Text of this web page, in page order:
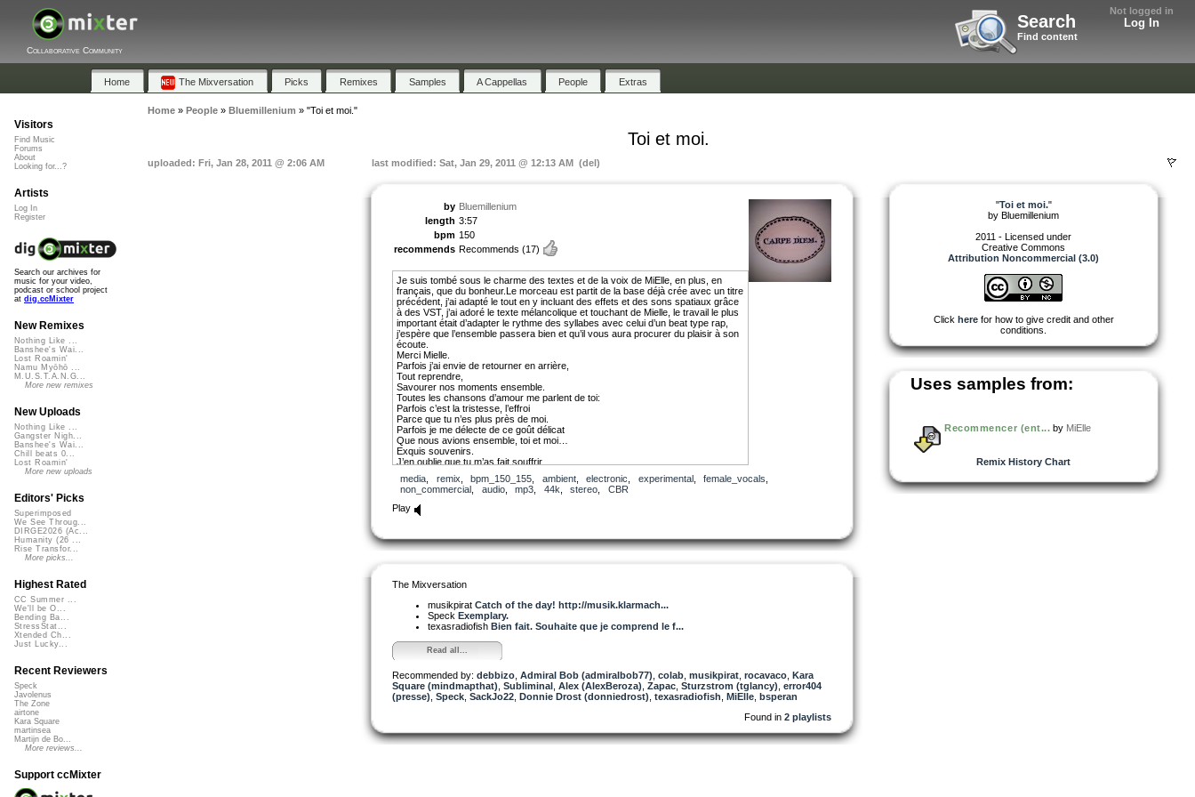
Not logged in
Log In
Search
Find content
Collaborative Community
Home The Mixversation Picks Remixes Samples A Cappellas People Extras
Home» People» Bluemillenium » "Toi et moi."
Toi et moi.
uploaded: Fri, Jan 28, 2011 @ 2:06 AM last modified: Sat, Jan 29, 2011 @ 12:13 AM (del)
by Bluemillenium
length 3:57
bpm 150
recommends Recommends (17)
Je suis tombé sous le charme des textes et de la voix de MiElle, en plus, en
français, que du bonheur.Le morceau est partit de la base déjà crée avec un titre
précédent, j’ai adapté le tout en y incluant des effets et des sons spatiaux grâce
à des VST, j’ai adoré le texte mélancolique et touchant de Mielle, le travail le plus
important était d’adapter le rythme des syllabes avec celui d’un beat type rap,
j’espère que l’ensemble passera bien et qu’il vous aura procurer du plaisir à son
écoute.
Merci Mielle.
Parfois j’ai envie de retourner en arrière,
Tout reprendre,
Savourer nos moments ensemble.
Toutes les chansons d’amour me parlent de toi:
Parfois c’est la tristesse, l’effroi
Parce que tu n’es plus près de moi.
Parfois je me délecte de ce goût délicat
Que nous avions ensemble, toi et moi…
Exquis souvenirs.
J’en oublie que tu m’as fait souffrir.
J’aimerais tant qu’elle disent que nous nous aimons,
A l’unisson.
J’ai foi en toi.
Tout est possible.
Ne m’oublie pas.
La main reprends-moi.
La bande-son:
De mes non-dits d’amour,
De tes appels sur mon portable,
Mon coeur est transportable…
Garde-le, emporte-le avec le tien.
Tu es mon mien, Oh !, reviens.
Tout reprendre.
Savourer nos moments ensemble.
Micro-onde (de bonheur),
Vivre pleinement
Avec mon âme soeur jumelle,
Parfois j’ai envie de retourner en arrière,
media remix bpm_150_155 ambient, electronic experimental, female_vocals
non_commercial
audio, mp3 44k stereo
CBR
Play
The Mixversation
musikpirat Catch of the day! http://musik.klarmach...
Speck Exemplary.
texasradiofish Bien fait. Souhaite que je comprend le f...
Read all...
Recommended by: debbizo Admiral Bob (admiralbob77) colab musikpirat rocavaco Kara
Square (mindmapthat) Subliminal Alex (AlexBeroza) Zapac Sturzstrom (tglancy) error404
(presse) Speck SackJo22 Donnie Drost (donniedrost) texasradiofish MiElle bsperan
Found in 2 playlists
"Toi et moi."
by Bluemillenium
2011 - Licensed under
Creative Commons
Attribution Noncommercial (3.0)
Click herefor how to give credit and other
conditions.
Uses samples from:
Recommencer (ent... by MiElle
Remix History Chart
Visitors
Find Music
Forums
About
Looking for...?
Artists
Log In
Register
Search our archives for
music for your video,
podcast or school project
at dig.ccMixter
New Remixes
Nothing Like ...
Banshee's Wai...
Lost Roamin'
Namu Myōhō ...
M.U.S.T.A.N.G...
More new remixes
New Uploads
Nothing Like ...
Gangster Nigh...
Banshee's Wai...
Chill beats 0...
Lost Roamin'
More new uploads
Editors' Picks
Superimposed
We See Throug...
DIRGE2026 (Ac...
Humanity (26 ...
Rise Transfor...
More picks...
Highest Rated
CC Summer ...
We'll be O...
Bending Ba...
StressStat...
Xtended Ch...
Just Lucky...
Recent Reviewers
Speck
Javolenus
The Zone
airtone
Kara Square
martinsea
Martijn de Bo...
More reviews...
Support ccMixter